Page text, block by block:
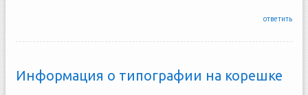
ответить
Информация о типографии на корешке